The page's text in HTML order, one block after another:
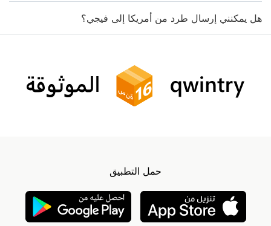
هل يمكنني إرسال طرد من أمريكا إلى فيجي؟
حمل التطبيق